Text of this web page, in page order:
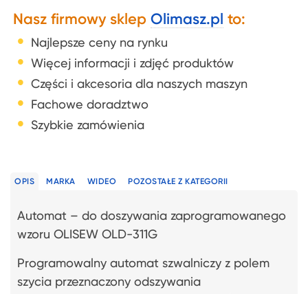
Nasz firmowy sklep Olimasz.pl to:
Najlepsze ceny na rynku
Więcej informacji i zdjęć produktów
Części i akcesoria dla naszych maszyn
Fachowe doradztwo
Szybkie zamówienia
OPIS MARKA WIDEO POZOSTAŁE Z KATEGORII
Automat – do doszywania zaprogramowanego
wzoru OLISEW OLD-311G
Programowalny automat szwalniczy z polem
szycia przeznaczony odszywania